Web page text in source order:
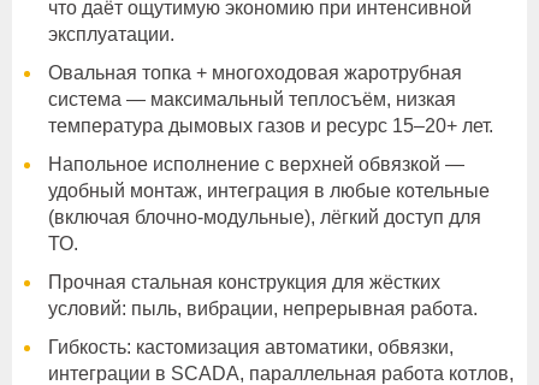
что даёт ощутимую экономию при интенсивной
эксплуатации.
Овальная топка + многоходовая жаротрубная
система — максимальный теплосъём, низкая
температура дымовых газов и ресурс 15–20+ лет.
Напольное исполнение с верхней обвязкой —
удобный монтаж, интеграция в любые котельные
(включая блочно-модульные), лёгкий доступ для
ТО.
Прочная стальная конструкция для жёстких
условий: пыль, вибрации, непрерывная работа.
Гибкость: кастомизация автоматики, обвязки,
интеграции в SCADA, параллельная работа котлов,